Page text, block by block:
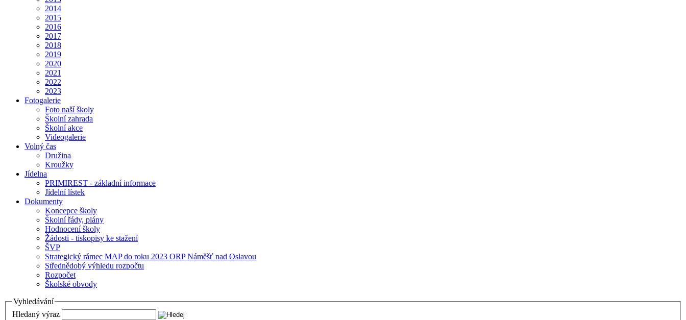
2014
2015
2016
2017
2018
2019
2020
2021
2022
2023
Fotogalerie
Foto naší školy
Školní zahrada
Školní akce
Videogalerie
Volný čas
Družina
Kroužky
Jídelna
PRIMIREST - základní informace
Jídelní lístek
Dokumenty
Koncepce školy
Školní řády, plány
Hodnocení školy
Žádosti - tiskopisy ke stažení
ŠVP
Strategický rámec MAP do roku 2023 ORP Náměšť nad Oslavou
Střednědobý výhledu rozpočtu
Rozpočet
Školské obvody
Vyhledávání
Hledaný výraz